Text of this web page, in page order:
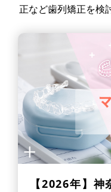
正など歯列矯正を検
【2026年】 神